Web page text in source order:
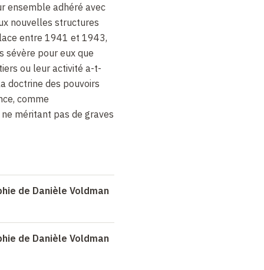
ensemble adhéré avec
nouvelles structures
entre 1941 et 1943,
sévère pour eux que
ou leur activité a-t-
doctrine des pouvoirs
comme
méritant pas de graves
de Danièle Voldman
de Danièle Voldman